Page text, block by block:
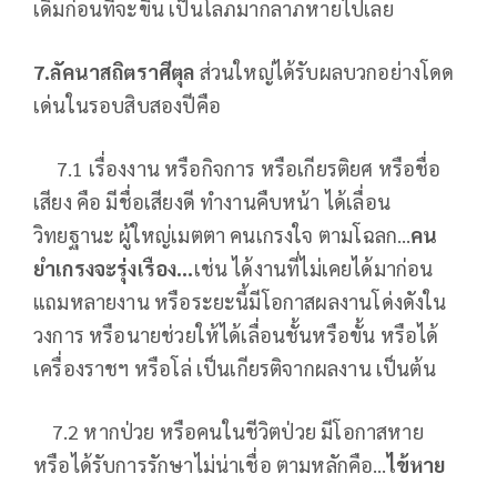
เดิมก่อนที่จะขึ้น เป็นโลภมากลาภหายไปเลย
7.ลัคนาสถิตราศีตุล ส่วนใหญ่ได้รับผลบวกอย่างโดด
เด่นในรอบสิบสองปีคือ
7.1 เรื่องงาน หรือกิจการ หรือเกียรติยศ หรือชื่อ
เสียง คือ มีชื่อเสียงดี ทำงานคืบหน้า ได้เลื่อน
วิทยฐานะ ผู้ใหญ่เมตตา คนเกรงใจ ตามโฉลก…คน
ยำเกรงจะรุ่งเรือง…เช่น ได้งานที่ไม่เคยได้มาก่อน
แถมหลายงาน หรือระยะนี้มีโอกาสผลงานโด่งดังใน
วงการ หรือนายช่วยให้ได้เลื่อนชั้นหรือขั้น หรือได้
เครื่องราชฯ หรือโล่ เป็นเกียรติจากผลงาน เป็นต้น
7.2 หากป่วย หรือคนในชีวิตป่วย มีโอกาสหาย
หรือได้รับการรักษาไม่น่าเชื่อ ตามหลักคือ…ไข้หาย